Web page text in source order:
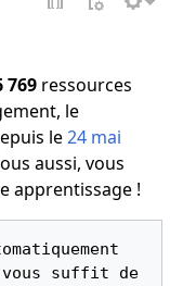
769ressources
le
le24 mai
aussi, vous
apprentissage !
suffit de